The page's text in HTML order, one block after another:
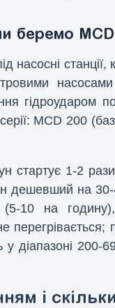
беремо
станції,
гідроударом
MCD 200
стартує 1-2
дешевший на
10 на
у діапазоні
і